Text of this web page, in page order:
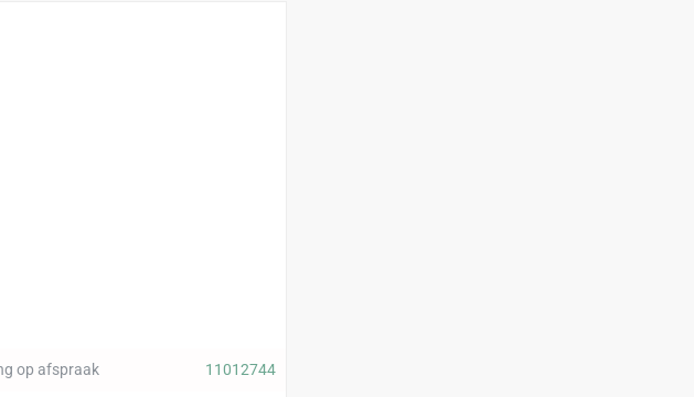
op afspraak 11012744